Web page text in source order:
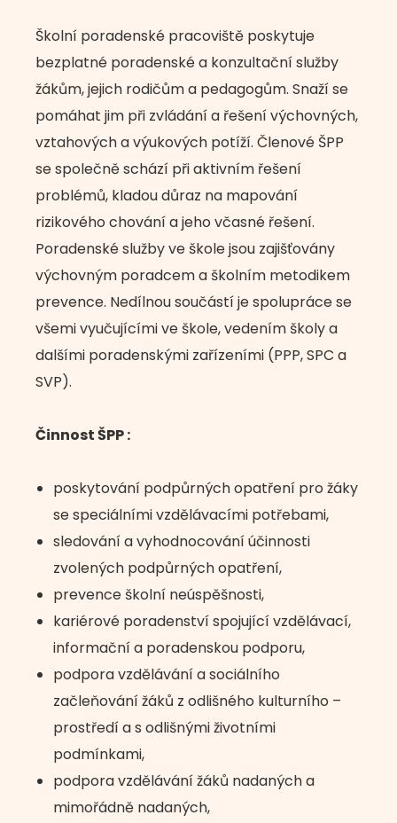
Školní poradenské pracoviště poskytuje
bezplatné poradenské a konzultační služby
žákům, jejich rodičům a pedagogům. Snaží se
pomáhat jim při zvládání a řešení výchovných,
vztahových a výukových potíží. Členové ŠPP
se společně schází při aktivním řešení
problémů, kladou důraz na mapování
rizikového chování a jeho včasné řešení.
Poradenské služby ve škole jsou zajišťovány
výchovným poradcem a školním metodikem
prevence. Nedílnou součástí je spolupráce se
všemi vyučujícími ve škole, vedením školy a
dalšími poradenskými zařízeními (PPP, SPC a
SVP).
Činnost ŠPP :
poskytování podpůrných opatření pro žáky
se speciálními vzdělávacími potřebami,
sledování a vyhodnocování účinnosti
zvolených podpůrných opatření,
prevence školní neúspěšnosti,
kariérové poradenství spojující vzdělávací,
informační a poradenskou podporu,
podpora vzdělávání a sociálního
začleňování žáků z odlišného kulturního –
prostředí a s odlišnými životními
podmínkami,
podpora vzdělávání žáků nadaných a
mimořádně nadaných,